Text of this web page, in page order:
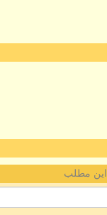
مطلب